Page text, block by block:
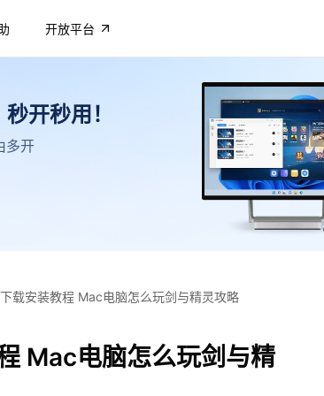
开放平台
开秒用！
多开
载安装教程 Mac电脑怎么玩剑与精灵攻略
Mac电脑怎么玩剑与精